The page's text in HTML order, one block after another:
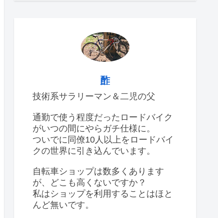
酢
技術系サラリーマン＆二児の父
通勤で使う程度だったロードバイク
がいつの間にやらガチ仕様に。
ついでに同僚10人以上をロードバイ
クの世界に引き込んでいます。
自転車ショップは数多くあります
が、どこも高くないですか？
私はショップを利用することはほと
んど無いです。